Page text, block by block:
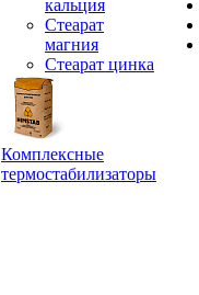
кальция
Стеарат
магния
Стеарат цинка
Комплексные
термостабилизаторы